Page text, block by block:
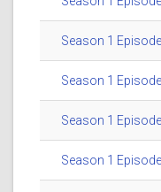
Season 1
Season 1
Season 1
Season 1